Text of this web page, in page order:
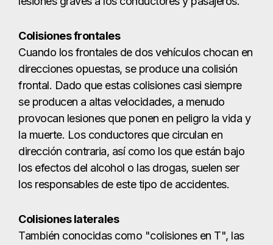
Colisiones frontales
Cuando los frontales de dos vehículos chocan en
direcciones opuestas, se produce una colisión
frontal. Dado que estas colisiones casi siempre
se producen a altas velocidades, a menudo
provocan lesiones que ponen en peligro la vida y
la muerte. Los conductores que circulan en
dirección contraria, así como los que están bajo
los efectos del alcohol o las drogas, suelen ser
los responsables de este tipo de accidentes.
Colisiones laterales
También conocidas como "colisiones en T", las